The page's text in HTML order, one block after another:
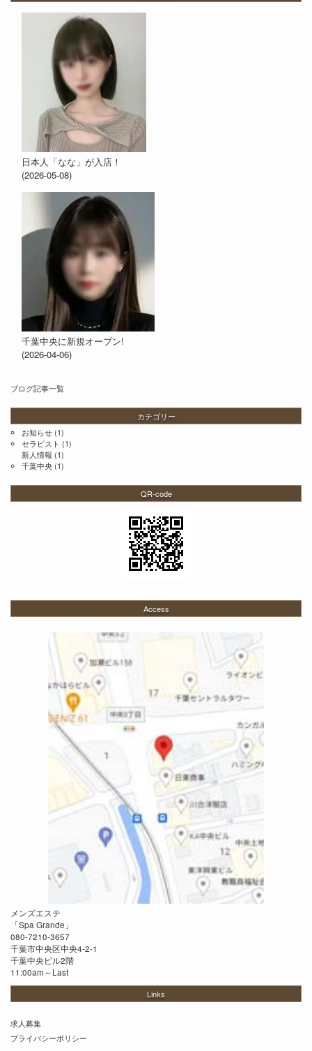
日本人「なな」が入店！
(2026-05-08)
千葉中央に新規オープン!
(2026-04-06)
ブログ記事一覧
カテゴリー
お知らせ (1)
セラピスト (1)
新人情報 (1)
千葉中央 (1)
QR-code
Access
メンズエステ
「Spa Grande 」
080-7210-3657
千葉市中央区中央4-2-1
千葉中央ビル2階
11:00am～Last
Links
求人募集
プライバシーポリシー